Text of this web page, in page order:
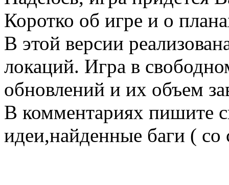
Коротко об игре и о
В этой версии
локаций. Игра в
обновлений и их объем
В комментариях пишите
идеи,найденные баги (